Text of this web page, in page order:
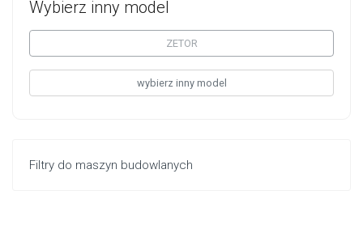
Wybierz inny model
ZETOR
wybierz inny model
Filtry do maszyn budowlanych